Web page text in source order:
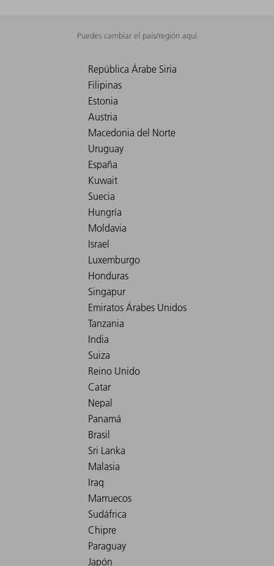
Puedes cambiar el país/región aquí